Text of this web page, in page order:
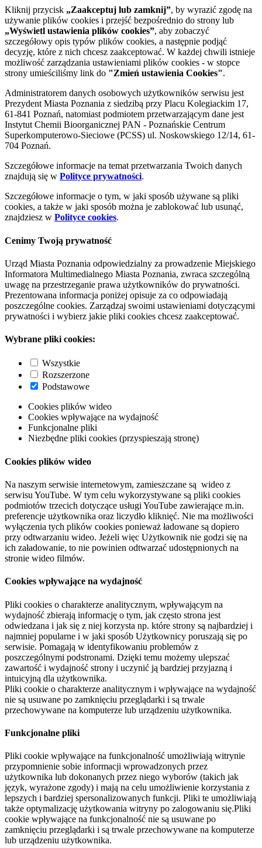
Kliknij przycisk „Zaakceptuj lub zamknij”, by wyrazić zgodę na
używanie plików cookies i przejść bezpośrednio do strony lub
„Wyświetl ustawienia plików cookies”, aby zobaczyć
szczegółowy opis typów plików cookies, a następnie podjąć
decyzję, które z nich chcesz zaakceptować. W każdej chwili istnieje
możliwość zarządzania ustawieniami plików cookies - w stopce
strony umieściliśmy link do "Zmień ustawienia Cookies".
Administratorem danych osobowych użytkowników serwisu jest
Prezydent Miasta Poznania z siedzibą przy Placu Kolegiackim 17,
61-841 Poznań, natomiast podmiotem przetwarzającym dane jest
Instytut Chemii Bioorganicznej PAN - Poznańskie Centrum
Superkomputerowo-Sieciowe (PCSS) ul. Noskowskiego 12/14, 61-
704 Poznań.
Szczegółowe informacje na temat przetwarzania Twoich danych
znajdują się w Polityce prywatności.
Szczegółowe informacje o tym, w jaki sposób używane są pliki
cookies, a także w jaki sposób można je zablokować lub usunąć,
znajdziesz w Polityce cookies.
Cenimy Twoją prywatność
Urząd Miasta Poznania odpowiedzialny za prowadzenie Miejskiego
Informatora Multimedialnego Miasta Poznania, zwraca szczególną
uwagę na przestrzeganie prawa użytkowników do prywatności.
Prezentowana informacja poniżej opisuje za co odpowiadają
poszczególne cookies. Zarządzaj swoimi ustawieniami dotyczącymi
prywatności i wybierz jakie pliki cookies chcesz zaakceptować.
Wybrane pliki cookies:
Wszystkie
Rozszerzone
Podstawowe
Cookies plików wideo
Cookies wpływające na wydajność
Funkcjonalne pliki
Niezbędne pliki cookies (przyspieszają stronę)
Cookies plików wideo
Na naszym serwisie internetowym, zamieszczane są wideo z
serwisu YouTube. W tym celu wykorzystywane są pliki cookies
podmiotów trzecich dotyczące usługi YouTube zawierające m.in.
preferencje użytkownika oraz liczydło kliknięć. Nie ma możliwości
wyłączenia tych plików cookies ponieważ ładowane są dopiero
przy odtwarzaniu wideo. Jeżeli więc Użytkownik nie godzi się na
ich załadowanie, to nie powinien odtwarzać udostępnionych na
stronie wideo filmów.
Cookies wpływające na wydajność
Pliki cookies o charakterze analitycznym, wpływającym na
wydajność zbierają informację o tym, jak często strona jest
odwiedzana i jak się z niej korzysta np. które strony są najbardziej i
najmniej popularne i w jaki sposób Użytkownicy poruszają się po
serwisie. Pomagają w identyfikowaniu problemów z
poszczególnymi podstronami. Dzięki temu możemy ulepszać
zawartość i wydajność strony i uczynić ją bardziej przyjazną i
intuicyjną dla użytkownika.
Pliki cookie o charakterze analitycznym i wpływające na wydajność
nie są usuwane po zamknięciu przeglądarki i są trwale
przechowywane na komputerze lub urządzeniu użytkownika.
Funkcjonalne pliki
Pliki cookie wpływające na funkcjonalność umożliwiają witrynie
przypomnienie sobie informacji wprowadzonych przez
użytkownika lub dokonanych przez niego wyborów (takich jak
język, wyrażone zgody) i mają na celu umożliwienie korzystania z
lepszych i bardziej spersonalizowanych funkcji. Pliki te umożliwiają
także optymalizację użytkowania witryny po zalogowaniu się.Pliki
cookie wpływające na funkcjonalność nie są usuwane po
zamknięciu przeglądarki i są trwale przechowywane na komputerze
lub urządzeniu użytkownika.